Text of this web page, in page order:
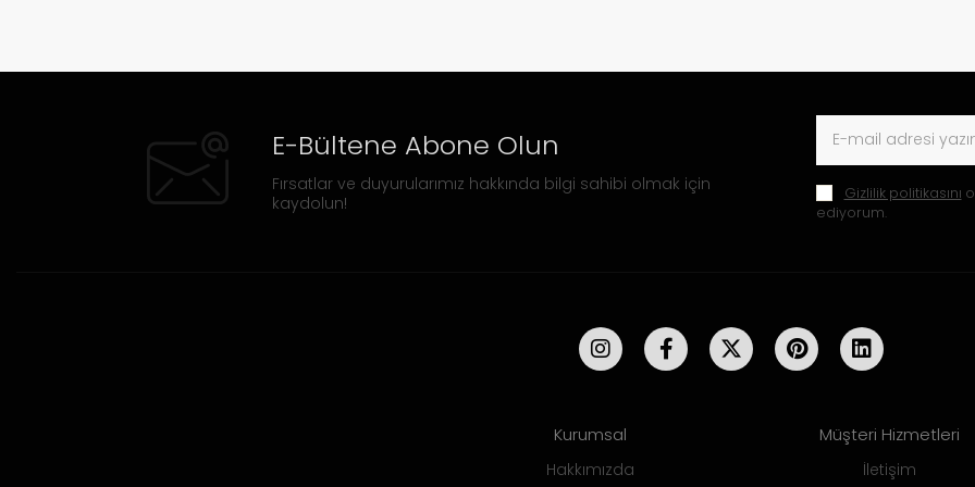
E-Bültene Abone Olun
Fırsatlar ve duyurularımız hakkında bilgi sahibi olmak için
kaydolun!
Gizlilik politikasını
ediyorum.
Kurumsal
Hakkımızda
Müşteri Hizmetleri
İletişim